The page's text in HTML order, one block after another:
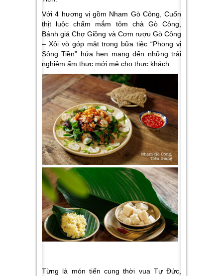
Với 4 hương vị gồm Nham Gò Công, Cuốn
thịt luộc chấm mắm tôm chà Gò Công,
Bánh giá Chợ Giồng và Cơm rượu Gò Công
– Xôi vògóp mặt trong bữa tiệc “Phong vị
Sông Tiền” hứa hẹn mang dến những trải
nghiệm ẩm thực mới mẻ cho thực khách.
Từng là món tiến cung thời vua Tự Đức,